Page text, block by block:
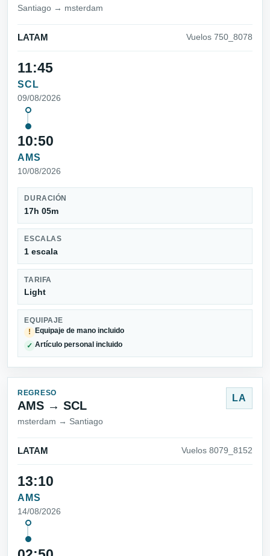
Santiago → msterdam
LATAM Vuelos 750_8078
11:45
SCL
09/08/2026
10:50
AMS
10/08/2026
DURACIÓN
17h 05m
ESCALAS
1 escala
TARIFA
Light
EQUIPAJE
!
Equipaje de mano incluido
✓ Artículo personal incluido
REGRESO
AMS → SCL
msterdam → Santiago
LA
LATAM Vuelos 8079_8152
13:10
AMS
14/08/2026